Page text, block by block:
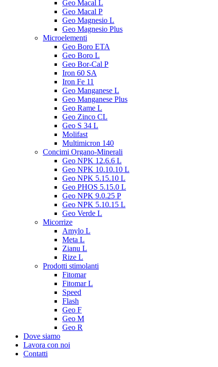
Geo Macal L
Geo Macal P
Geo Magnesio L
Geo Magnesio Plus
Microelementi
Geo Boro ETA
Geo Boro L
Geo Bor-Cal P
Iron 60 SA
Iron Fe 11
Geo Manganese L
Geo Manganese Plus
Geo Rame L
Geo Zinco CL
Geo S 34 L
Molifast
Multimicron 140
Concimi Organo-Minerali
Geo NPK 12.6.6 L
Geo NPK 10.10.10 L
Geo NPK 5.15.10 L
Geo PHOS 5.15.0 L
Geo NPK 9.0.25 P
Geo NPK 5.10.15 L
Geo Verde L
Micorrize
Amylo L
Meta L
Zianu L
Rize L
Prodotti stimolanti
Fitomar
Fitomar L
Speed
Flash
Geo F
Geo M
Geo R
Dove siamo
Lavora con noi
Contatti